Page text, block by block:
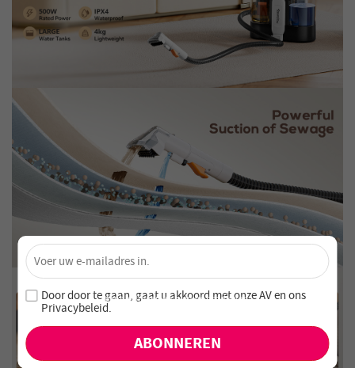
Ontgrendel 4% Korting – Schrijf je nu in!
Word lid van onze nieuwsbrief en mis nooit speciale
aanbiedingen en nieuwe producten!
×
Door door te gaan, gaat u akkoord met onzeAV enons
Privacybeleid.